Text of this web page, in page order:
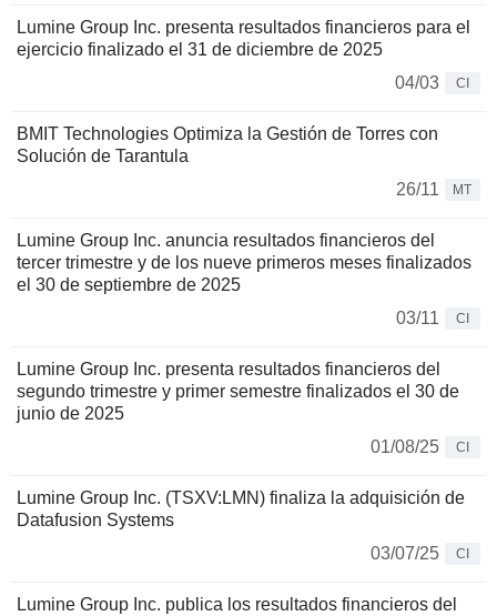
Lumine Group Inc. presenta resultados financieros para el
ejercicio finalizado el 31 de diciembre de 2025
04/03
CI
BMIT Technologies Optimiza la Gestión de Torres con
Solución de Tarantula
26/11
MT
Lumine Group Inc. anuncia resultados financieros del
tercer trimestre y de los nueve primeros meses finalizados
el 30 de septiembre de 2025
03/11
CI
Lumine Group Inc. presenta resultados financieros del
segundo trimestre y primer semestre finalizados el 30 de
junio de 2025
01/08/25
CI
Lumine Group Inc. (TSXV:LMN) finaliza la adquisición de
Datafusion Systems
03/07/25
CI
Lumine Group Inc. publica los resultados financieros del